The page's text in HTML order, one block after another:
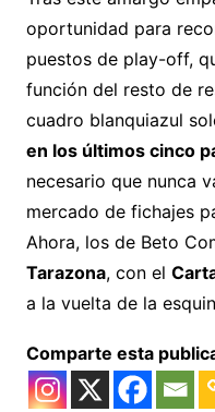
oportunidad para
puestos de play-off,
función del resto de
cuadro blanquiazul
en los últimos cinco
necesario que nunca
mercado de fichajes
Ahora, los de Beto
Tarazona, con el
a la vuelta de la
Comparte esta